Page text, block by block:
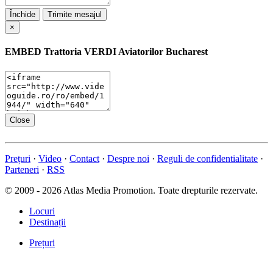
Închide
Trimite mesajul
×
EMBED Trattoria VERDI Aviatorilor Bucharest
Close
Prețuri · Video · Contact · Despre noi · Reguli de confidentialitate ·
Parteneri · RSS
© 2009 - 2026 Atlas Media Promotion. Toate drepturile rezervate.
Locuri
Destinații
Prețuri